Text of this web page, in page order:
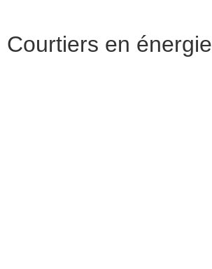
Courtiers en énergie